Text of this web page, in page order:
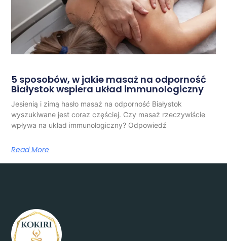
5 sposobów, w jakie masaż na odporność
Białystok wspiera układ immunologiczny
Jesienią i zimą hasło masaż na odporność Białystok
wyszukiwane jest coraz częściej. Czy masaż rzeczywiście
wpływa na układ immunologiczny? Odpowiedź
Read More